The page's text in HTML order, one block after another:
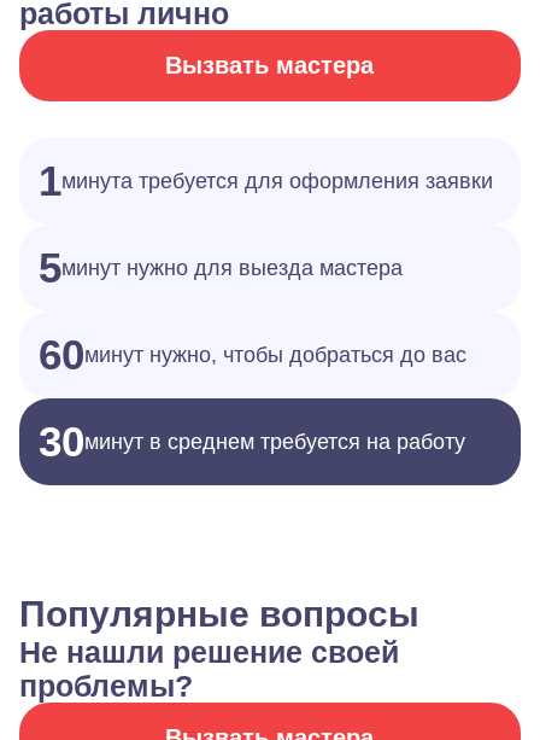
работы лично
Вызвать мастера
1минута требуется для оформления заявки
5минут нужно для выезда мастера
60минут нужно, чтобы добраться до вас
30минут в среднем требуется на работу
Популярные вопросы
Не нашли решение своей
проблемы?